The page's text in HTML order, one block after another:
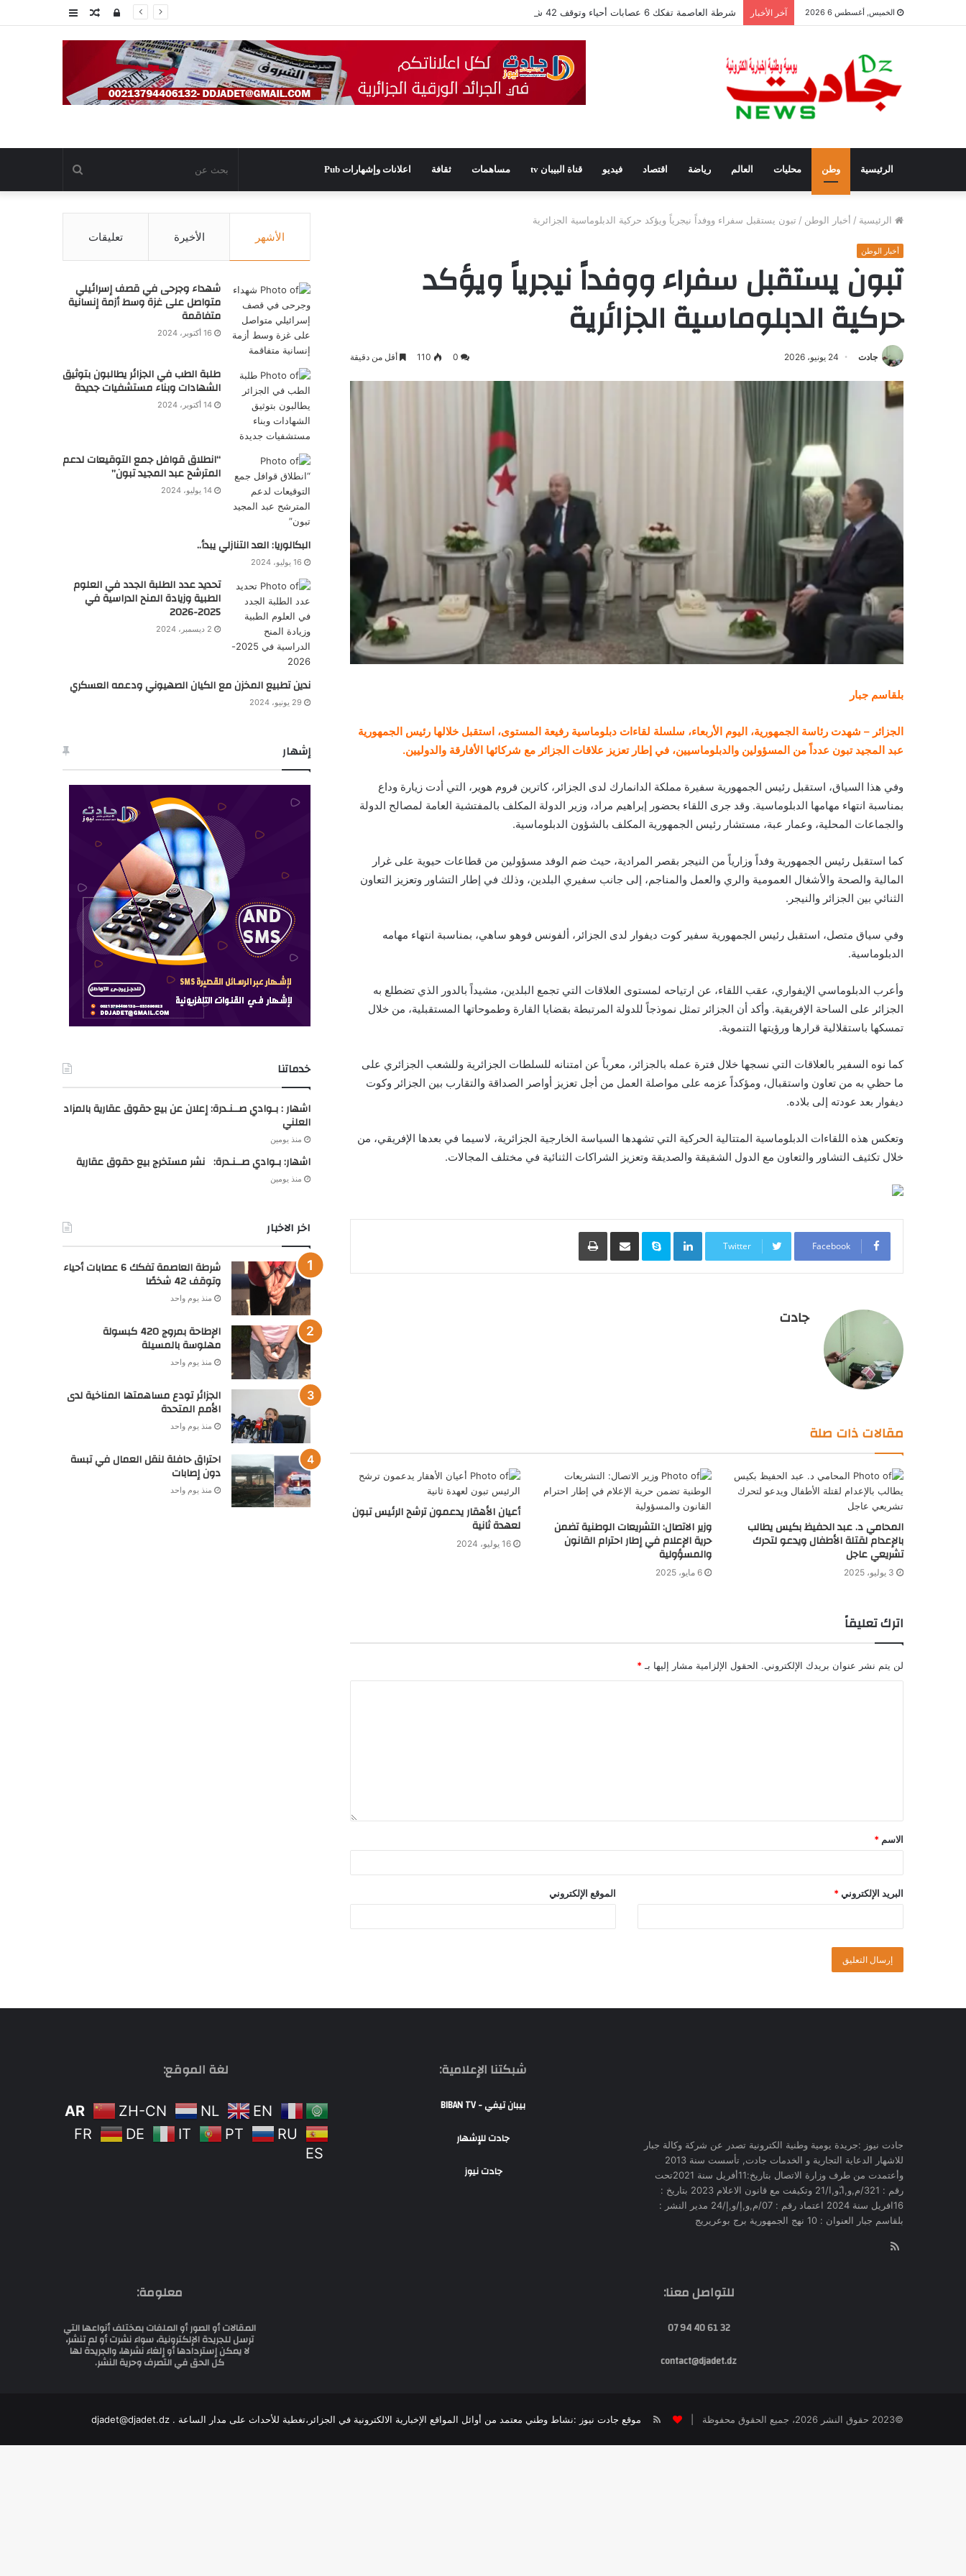
الخميس, أغسطس 6 2026 آخر الأخبار شرطة العاصمة تفكك 6 عصابات أحياء وتوقف 42 شخصًا عمودمقالتسجيل
الرئيسية وطن محليات العالم رياضة اقتصاد فيديو قناة البيبان tv مساهمات ثقافة اعلانات وإشهارات Pub بحث
عن
الرئيسية / أخبار الوطن / تبون يستقبل سفراء ووفداً نيجرياً ويؤكد حركية الدبلوماسية الجزائرية
أخبار الوطن
تبون يستقبل سفراء ووفداً نيجرياً ويؤكد
حركية الدبلوماسية الجزائرية
جادت 24 يونيو، 2026 0
110 أقل من دقيقة
بلقاسم جبار
الجزائر – شهدت رئاسة الجمهورية، اليوم الأربعاء، سلسلة لقاءات دبلوماسية رفيعة المستوى، استقبل خلالها رئيس الجمهورية
عبد المجيد تبون عدداً من المسؤولين والدبلوماسيين، في إطار تعزيز علاقات الجزائر مع شركائها الأفارقة والدوليين.
وفي هذا السياق، استقبل رئيس الجمهورية سفيرة مملكة الدانمارك لدى الجزائر، كاترين فروم هوير، التي أدت زيارة وداع
بمناسبة انتهاء مهامها الدبلوماسية. وقد جرى اللقاء بحضور إبراهيم مراد، وزير الدولة المكلف بالمفتشية العامة لمصالح الدولة
والجماعات المحلية، وعمار عبة، مستشار رئيس الجمهورية المكلف بالشؤون الدبلوماسية.
كما استقبل رئيس الجمهورية وفداً وزارياً من النيجر بقصر المرادية، حيث ضم الوفد مسؤولين من قطاعات حيوية على غرار
المالية والصحة والأشغال العمومية والري والعمل والمناجم، إلى جانب سفيري البلدين، وذلك في إطار التشاور وتعزيز التعاون
الثنائي بين الجزائر والنيجر.
وفي سياق متصل، استقبل رئيس الجمهورية سفير كوت ديفوار لدى الجزائر، ألفونس فوهو ساهي، بمناسبة انتهاء مهامه
الدبلوماسية.
وأعرب الدبلوماسي الإيفواري، عقب اللقاء، عن ارتياحه لمستوى العلاقات التي تجمع البلدين، مشيداً بالدور الذي تضطلع به
الجزائر على الساحة الإفريقية. وأكد أن الجزائر تمثل نموذجاً للدولة المرتبطة بقضايا القارة وطموحاتها المستقبلية، من خلال
تمسكها باستقلالية قرارها ورؤيتها التنموية.
كما نوه السفير بالعلاقات التي نسجها خلال فترة عمله بالجزائر، معرباً عن امتنانه للسلطات الجزائرية وللشعب الجزائري على
ما حظي به من تعاون واستقبال، ومؤكداً عزمه على مواصلة العمل من أجل تعزيز أواصر الصداقة والتقارب بين الجزائر وكوت
ديفوار بعد عودته إلى بلاده.
وتعكس هذه اللقاءات الدبلوماسية المتتالية الحركية التي تشهدها السياسة الخارجية الجزائرية، لاسيما في بعدها الإفريقي، من
خلال تكثيف التشاور والتعاون مع الدول الشقيقة والصديقة وتعزيز الشراكات الثنائية في مختلف المجالات.
Facebook
Twitter
LinkedIn
Skype مشاركة عبر البريد طباعة
جادت
مقالات ذات صلة
المحامي د. عبد الحفيظ بكيس يطالب
بالإعدام لقتلة الأطفال ويدعو لتحرك
تشريعي عاجل
3 يوليو، 2025
وزير الاتصال: التشريعات الوطنية تضمن
حرية الإعلام في إطار احترام القانون
والمسؤولية
6 مايو، 2025
أعيان الأهقار يدعمون ترشح الرئيس تبون
لعهدة ثانية
16 يوليو، 2024
اترك تعليقاً
لن يتم نشر عنوان بريدك الإلكتروني. الحقول الإلزامية مشار إليها بـ *
الاسم *
البريد الإلكتروني * الموقع الإلكتروني
الأشهر الأخيرة تعليقات
شهداء وجرحى في قصف إسرائيلي
متواصل على غزة وسط أزمة إنسانية
متفاقمة
16 أكتوبر، 2024
طلبة الطب في الجزائر يطالبون بتوثيق
الشهادات وبناء مستشفيات جديدة
14 أكتوبر، 2024
“انطلاق قوافل جمع التوقيعات لدعم
المترشح عبد المجيد تبون”
14 يوليو، 2024
البكالوريا: العد التنازلي يبدأ..
16 يوليو، 2024
تحديد عدد الطلبة الجدد في العلوم
الطبية وزيادة المنح الدراسية في
2025-2026
2 ديسمبر، 2024
ندين تطبيع المخزن مع الكيان الصهيوني ودعمه العسكري
29 يونيو، 2024
إشهار
خدماتنا
اشهار : بـوادي صــنـدرة: إعلان عن بيع حقوق عقارية بالمزاد
العلني
منذ يومين
اشهار: بـوادي صــنـدرة: نشر مستخرج بيع حقوق عقارية
منذ يومين
اخر الاخبار
شرطة العاصمة تفكك 6 عصابات أحياء
وتوقف 42 شخصًا
منذ يوم واحد
الإطاحة بمروج 420 كبسولة
مهلوسة بالمسيلة
منذ يوم واحد
الجزائر تودع مساهمتها المناخية لدى
الأمم المتحدة
منذ يوم واحد
احتراق حافلة لنقل العمال في تبسة
دون إصابات
منذ يوم واحد
جادت نيوز :جريدة يومية وطنية الكترونية تصدر عن شركة وكالة جبار
للاشهار الدعاية التجارية و الخدمات جادت, تأسست سنة 2013
وأعتمدت من طرف وزارة الاتصال بتاريخ:11أفريل سنة 2021تحت
رقم : 321/م,و,ا,ّو,ا/21 وتكيفت مع قانون الاعلام 2023 بتاريخ :
16افريل سنة 2024 اعتماد رقم : 07/م,و,إ/و,إ/24 مدير النشر :
بلقاسم جبار العنوان : 10 نهج الجمهورية برج بوعريريج
شبكتنا الإعلامية:
بيبان تيفي - BIBAN TV
جادت للإشهار
جادت نيوز
لغة الموقع:
AR ZH-CN NL
EN
FR
DE IT PT
RU
ES
للتواصل معنا:
32 61 40 94 07
contact@djadet.dz
معلومة:
المقالات أو الصور أو الملفات بمختلف أنواعها التي
ترسل للجريدة الإلكترونية، سواء نشرت أو لم تنشر،
لا يمكن إستردادها أو إلغاء نشرها، والجريدة لها
كل الحق في التصرف وحرية النشر.
©2023 حقوق النشر 2026، جميع الحقوق محفوظة | موقع جادت نيوز :نشاط وطني معتمد من أوائل المواقع الإخبارية الالكترونية في الجزائر،تغطية للأحداث على مدار الساعة . djadet@djadet.dzRSS